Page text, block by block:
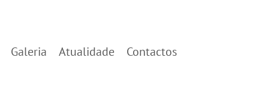
Galeria Atualidade Contactos